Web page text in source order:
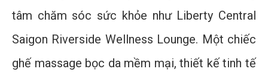
tâm chăm sóc sức khỏe như Liberty Central
Saigon Riverside Wellness Lounge. Một chiếc
ghế massage bọc da mềm mại, thiết kế tinh tế